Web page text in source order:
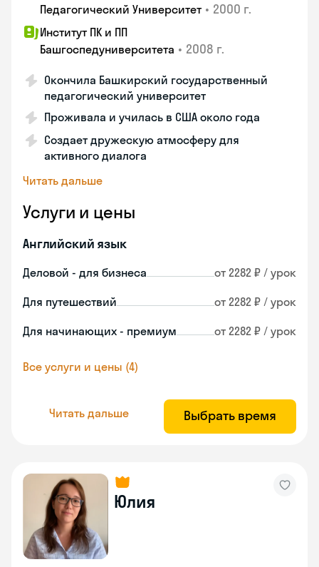
Педагогический Университет • 2000 г.
Институт ПК и ПП
Башгоспедуниверситета • 2008 г.
Окончила Башкирский государственный
педагогический университет
Проживала и училась в США около года
Создает дружескую атмосферу для
активного диалога
Читать дальше
Услуги и цены
Английский язык
Деловой - для бизнеса от 2282 ₽ / урок
Для путешествий от 2282 ₽ / урок
Для начинающих - премиум от 2282 ₽ / урок
Все услуги и цены (4)
Читать дальше Выбрать время
Юлия